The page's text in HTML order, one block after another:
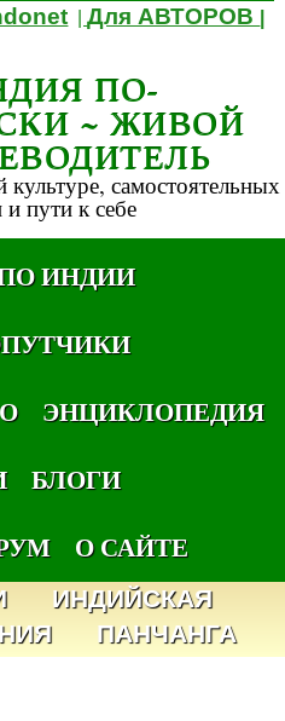
|Для АВТОРОВ
ПО-
~ ЖИВОЙ
самостоятельных
пути к себе
ИНДИИ
ЭНЦИКЛОПЕДИЯ
БЛОГИ
О САЙТЕ
ИНДИЙСКАЯ
ПАНЧАНГА